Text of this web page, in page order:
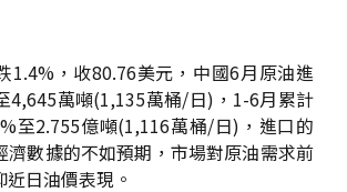
1.4%，收80.76美元，中國6月原油進
4,645萬噸(1,135萬桶/日)，1-6月累計
至2.755億噸(1,116萬桶/日)，進口的
濟數據的不如預期，市場對原油需求前
日油價表現。